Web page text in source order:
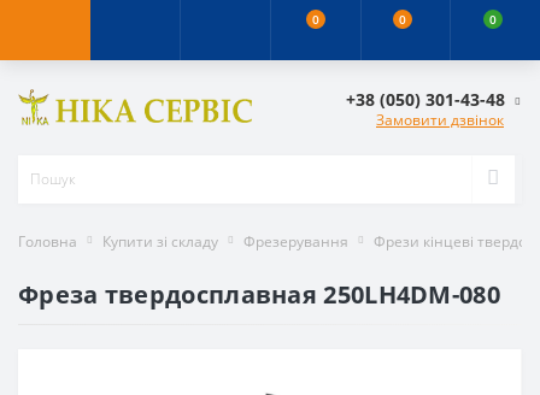
0 0 0
+38 (050) 301-43-48
Замовити дзвінок
Головна Купити зі складу Фрезерування Фрези кінцеві
Фреза твердосплавная 250LH4DM-080